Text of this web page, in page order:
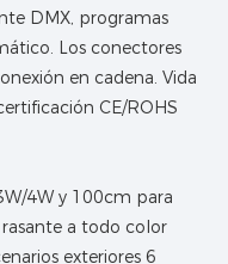
DMX, programas
Los conectores
en cadena. Vida
CE/ROHS